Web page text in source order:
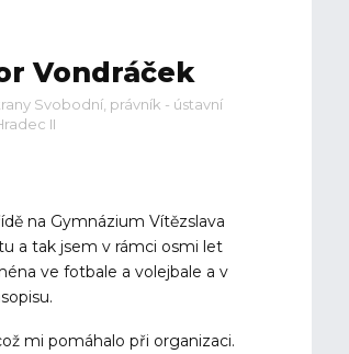
Vondráček
Svobodní, právník - ústavní
II
na Gymnázium Vítězslava
a tak jsem v rámci osmi let
ve fotbale a volejbale a v
mi pomáhalo při organizaci.